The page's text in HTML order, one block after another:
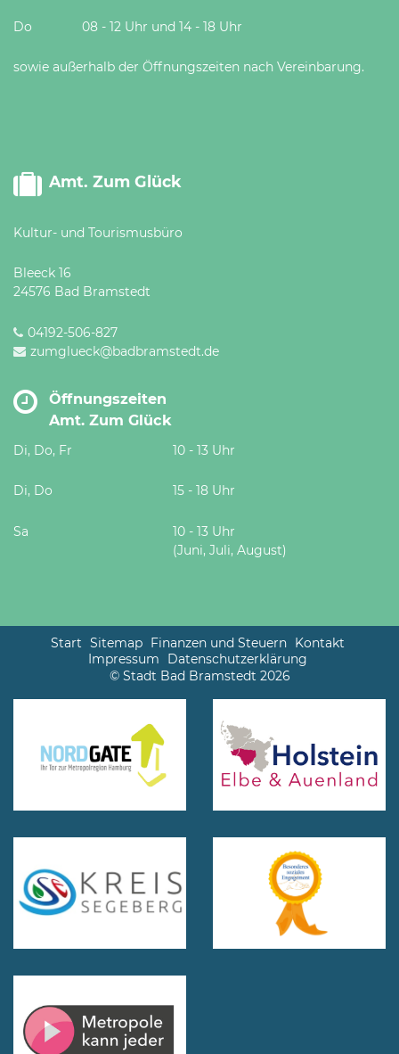
Do 08 - 12 Uhr und 14 - 18 Uhr
sowie außerhalb der Öffnungszeiten nach Vereinbarung.
Amt. Zum Glück
Kultur- und Tourismusbüro
Bleeck 16
24576 Bad Bramstedt
04192-506-827
zumglueck@badbramstedt.de
Öffnungszeiten
Amt. Zum Glück
Di, Do, Fr 10 - 13 Uhr
Di, Do 15 - 18 Uhr
Sa
10 - 13 Uhr
(Juni, Juli, August)
Start Sitemap Finanzen und Steuern Kontakt
Impressum
Datenschutzerklärung
© Stadt Bad Bramstedt 2026